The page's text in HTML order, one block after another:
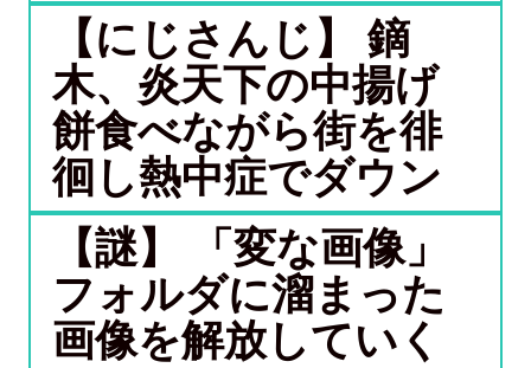
【にじさんじ】 鏑
木、炎天下の中揚げ
餅食べながら街を徘
徊し熱中症でダウン
【謎】 「変な画像」
フォルダに溜まった
画像を解放していく